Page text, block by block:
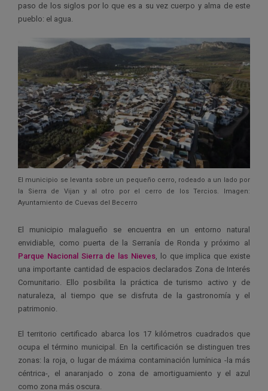
paso de los siglos por lo que es a su vez cuerpo y alma de este
pueblo: el agua.
El municipio se levanta sobre un pequeño cerro, rodeado a un lado por
la Sierra de Vijan y al otro por el cerro de los Tercios. Imagen:
Ayuntamiento de Cuevas del Becerro
El municipio malagueño se encuentra en un entorno natural
envidiable, como puerta de la Serranía de Ronda y próximo al
Parque Nacional Sierra de las Nieves , lo que implica que existe
una importante cantidad de espacios declarados Zona de Interés
Comunitario. Ello posibilita la práctica de turismo activo y de
naturaleza, al tiempo que se disfruta de la gastronomía y el
patrimonio.
El territorio certificado abarca los 17 kilómetros cuadrados que
ocupa el término municipal. En la certificación se distinguen tres
zonas: la roja, o lugar de máxima contaminación lumínica -la más
céntrica-, el anaranjado o zona de amortiguamiento y el azul
como zona más oscura.